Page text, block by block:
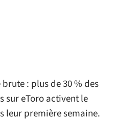
: plus de 30 % des
sur eToro activent le
leur première semaine.